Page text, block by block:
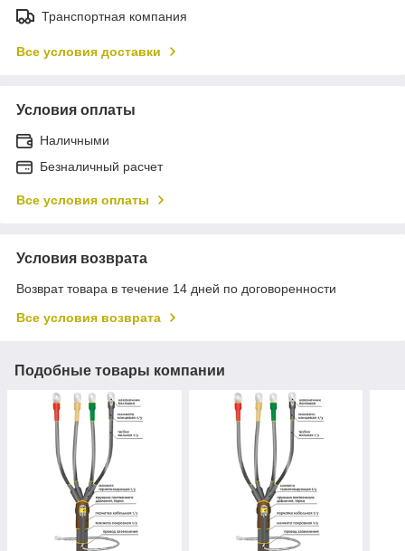
Транспортная компания
Все условия доставки
Условия оплаты
Наличными
Безналичный расчет
Все условия оплаты
Условия возврата
Возврат товара в течение 14 дней по договоренности
Все условия возврата
Подобные товары компании